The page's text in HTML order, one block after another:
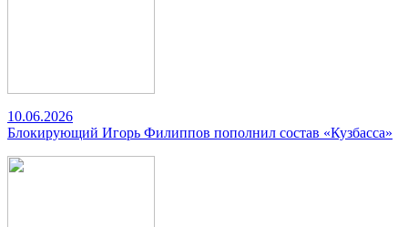
10.06.2026
Блокирующий Игорь Филиппов пополнил состав «Кузбасса»